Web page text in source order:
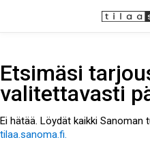
Etsimäsi
valitettavasti
Ei hätää. Löydät kaikki
tilaa.sanoma.fi.